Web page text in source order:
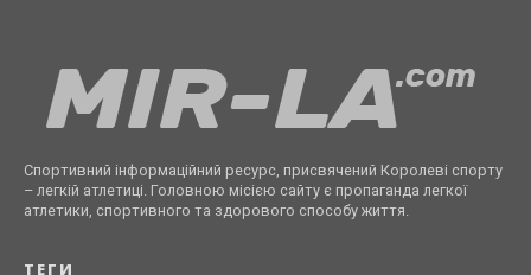
Спортивний інформаційний ресурс, присвячений Королеві спорту
– легкій атлетиці. Головною місією сайту є пропаганда легкої
атлетики, спортивного та здорового способу життя.
ТЕГИ